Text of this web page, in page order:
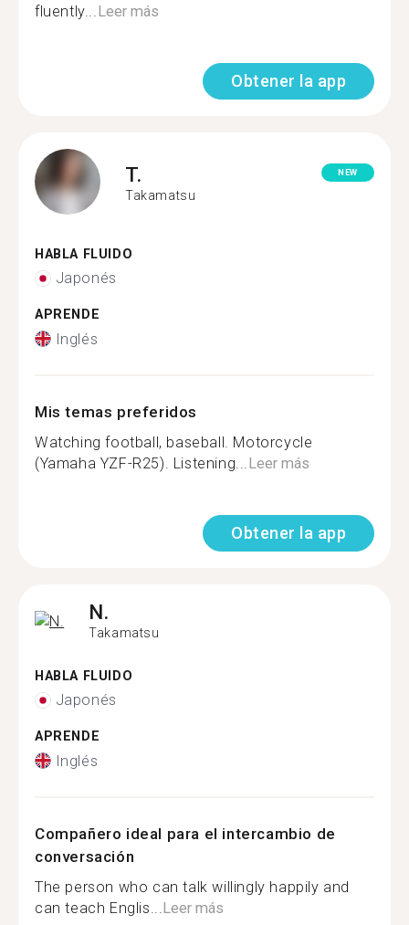
fluently... Leer más
Obtener la app
T.
Takamatsu
NEW
HABLA FLUIDO
Japonés
APRENDE
Inglés
Mis temas preferidos
Watching football, baseball. Motorcycle
(Yamaha YZF-R25). Listening... Leer más
Obtener la app
N.
Takamatsu
HABLA FLUIDO
Japonés
APRENDE
Inglés
Compañero ideal para el intercambio de
conversación
The person who can talk willingly happily and
can teach Englis... Leer más